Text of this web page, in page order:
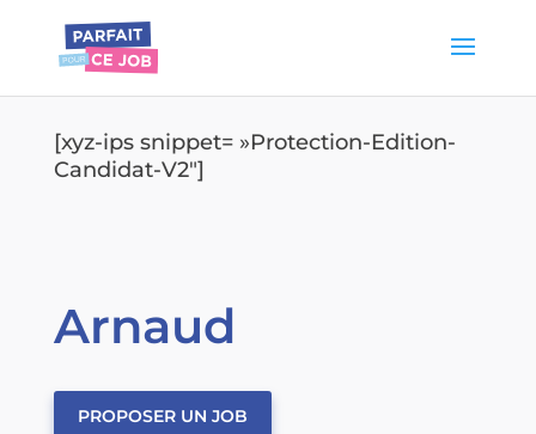
[xyz-ips snippet= »Protection-Edition-
Candidat-V2″]
Arnaud
PROPOSER UN JOB